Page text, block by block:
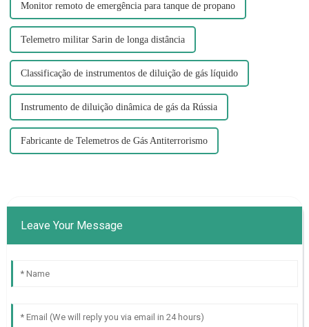
Monitor remoto de emergência para tanque de propano
Telemetro militar Sarin de longa distância
Classificação de instrumentos de diluição de gás líquido
Instrumento de diluição dinâmica de gás da Rússia
Fabricante de Telemetros de Gás Antiterrorismo
Leave Your Message